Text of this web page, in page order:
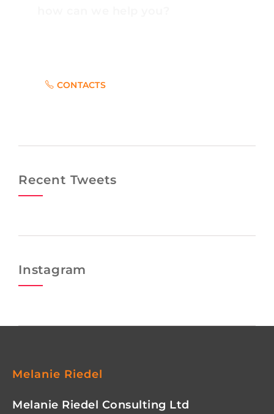
CONTACTS
Recent Tweets
Instagram
Melanie Riedel
Melanie Riedel Consulting Ltd